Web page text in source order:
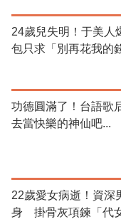
24歲兒失明！于美
包只求「別再花我的
功德圓滿了！台語歌
去當快樂的神仙吧...
22歲愛女病逝！資深
身 掛骨灰項鍊「代